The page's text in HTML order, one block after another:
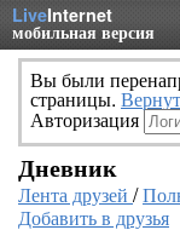
LiveInternet
мобильная версия
Вы были
страницы.
Авторизация
Дневник
Лента друзей /
Добавить в друзья